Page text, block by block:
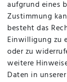
47533 Kleve
Montag,
09:00 Uhr bis
Mittwoch
09:00 Uhr bis
aufgrund eines
Zustimmung
besteht das
Einwilligung zu
oder zu
weitere
Daten in unserer